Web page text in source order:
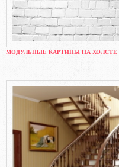
МОДУЛЬНЫЕ КАРТИНЫ НА ХОЛСТЕ